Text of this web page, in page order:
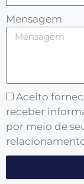
Mensagem
Aceito
receber
por meio de